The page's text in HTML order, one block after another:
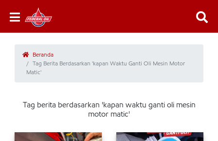
Beranda
Tag Berita Berdasarkan 'kapan Waktu Ganti Oli Mesin Motor
Matic'
Tag berita berdasarkan 'kapan waktu ganti oli mesin
motor matic'